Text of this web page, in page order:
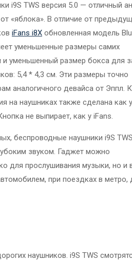
i9S TWS версия 5.0 — отличный
«яблока». В отличие от
iFans i8X обновленная модель
уменьшенные размеры самих
и уменьшенный размер бокса для
5,4 * 4,3 см. Эти размеры точно
аналогичного девайса от Эппл.
на наушниках также сделана как у
не выпирает, как у iFans.
беспроводные наушники i9S TWS
звуком. Гаджет можно
для прослушивания музыки, но и
при поездках в метро,
наушников. i9S TWS